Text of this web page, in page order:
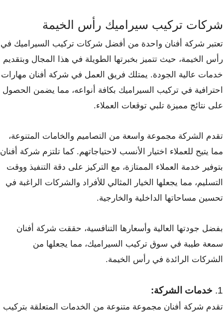
شركات تركيب سيراميك رأس الخيمة
تعتبر شركة أفنان واحدة من أفضل شركات تركيب السيراميك في
رأس الخيمة، حيث تتميز بخبرتها الطويلة في هذا المجال وبتقديم
خدمات عالية الجودة. يمتلك فريق العمل في شركة أفنان مهارات
احترافية في تركيب السيراميك بكافة أنواعه، مما يضمن الحصول
على نتائج مميزة تلبي توقعات العملاء.
تقدم الشركة مجموعة واسعة من التصاميم والخامات المتنوعة،
مما يتيح للعملاء اختيار الأنسب لاحتياجاتهم. كما تلتزم شركة أفنان
بتوفير خدمة العملاء الممتازة، مع التركيز على دقة التنفيذ ووقت
التسليم، مما يجعلها الخيار المثالي للأفراد والشركات الراغبة في
تحسين مساحاتها الداخلية والخارجية.
بفضل جودتها العالية وأسعارها التنافسية، حققت شركة أفنان
سمعة طيبة في سوق تركيب السيراميك، مما يجعلها من
الشركات الرائدة في رأس الخيمة.
1. خدمات الشركة:
تقدم شركة أفنان مجموعة متنوعة من الخدمات المتعلقة بتركيب